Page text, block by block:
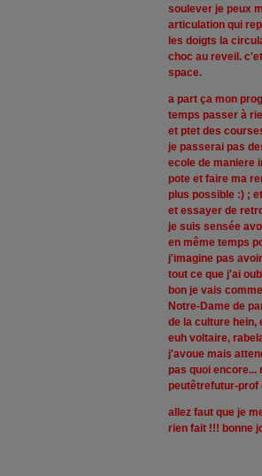
soulever je peux
articulation qui
les doigts la
choc au reveil.
space.
a part ça mon
temps passer à
et ptet des
je passerai pas
ecole de maniere
pote et faire ma
plus possible :) ;
et essayer de
je suis sensée
en même temps
j'imagine pas
tout ce que j'ai
bon je vais
Notre-Dame de
de la culture hein,
euh voltaire,
j'avoue mais
pas quoi
peutêtrefutur-prof
allez faut que je
rien fait !!! bonne